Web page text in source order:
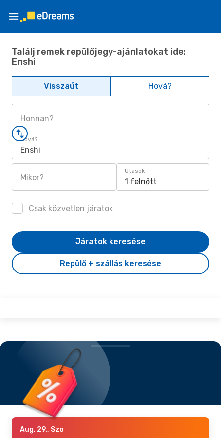
Találj remek repülőjegy-ajánlatokat ide:
Enshi
Visszaút Hová?
Honnan?
Hová?
Enshi
Mikor?
Utasok
1 felnőtt
Csak közvetlen járatok
Repülő + szállás keresése
Járatok keresése
Aug. 29., Szo